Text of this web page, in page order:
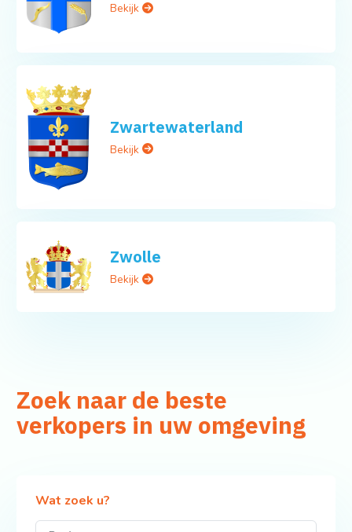
Bekijk
Zwartewaterland
Bekijk
Zwolle
Bekijk
Zoek naar de beste
verkopers in uw omgeving
Wat zoek u?